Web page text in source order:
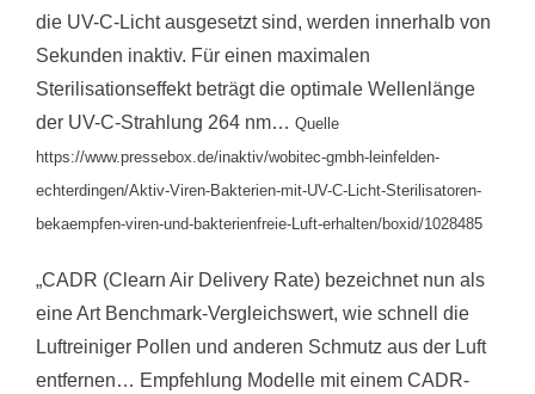
die UV-C-Licht ausgesetzt sind, werden innerhalb von
Sekunden inaktiv. Für einen maximalen
Sterilisationseffekt beträgt die optimale Wellenlänge
der UV-C-Strahlung 264 nm… Quelle
https://www.pressebox.de/inaktiv/wobitec-gmbh-leinfelden-
echterdingen/Aktiv-Viren-Bakterien-mit-UV-C-Licht-Sterilisatoren-
bekaempfen-viren-und-bakterienfreie-Luft-erhalten/boxid/1028485
„CADR (Clearn Air Delivery Rate) bezeichnet nun als
eine Art Benchmark-Vergleichswert, wie schnell die
Luftreiniger Pollen und anderen Schmutz aus der Luft
entfernen… Empfehlung Modelle mit einem CADR-